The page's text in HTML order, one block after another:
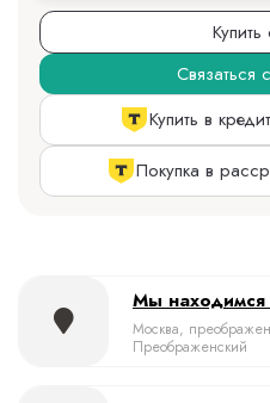
Связаться
Купить в
Покупка в
Мы
Москва,
Преображенский